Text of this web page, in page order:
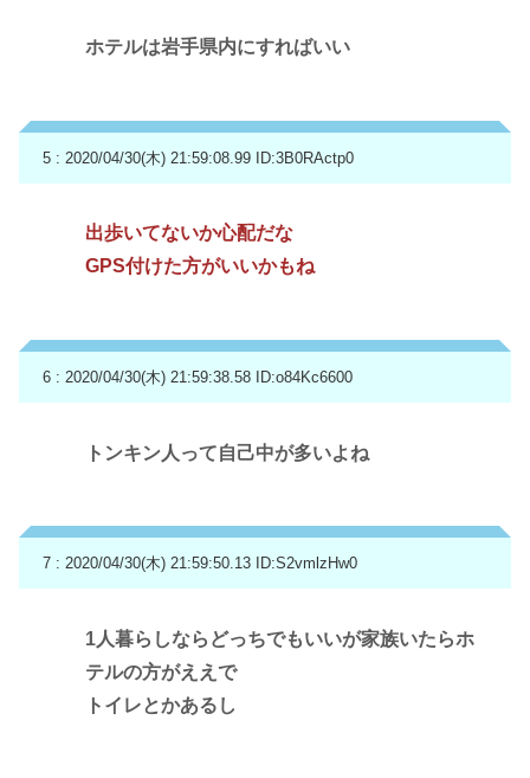
ホテルは岩手県内にすればいい
5 : 2020/04/30(木) 21:59:08.99 ID:3B0RActp0
出歩いてないか心配だな
GPS付けた方がいいかもね
6 : 2020/04/30(木) 21:59:38.58 ID:o84Kc6600
トンキン人って自己中が多いよね
7 : 2020/04/30(木) 21:59:50.13 ID:S2vmlzHw0
1人暮らしならどっちでもいいが家族いたらホ
テルの方がええで
トイレとかあるし